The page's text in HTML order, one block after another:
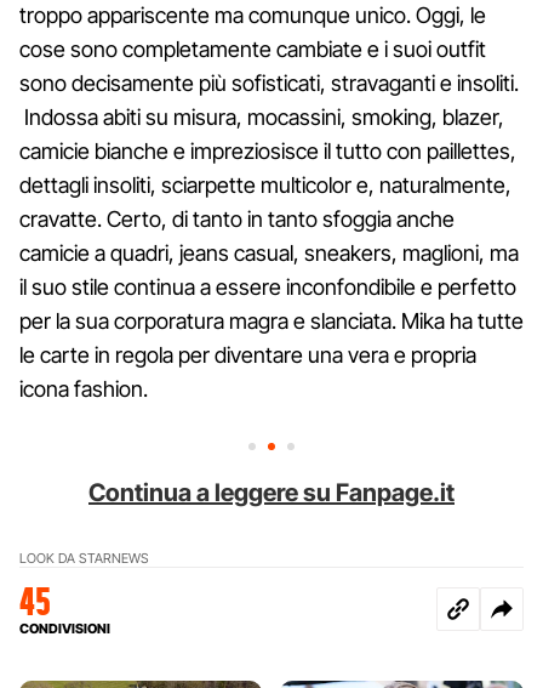
troppo appariscente ma comunque unico. Oggi, le
cose sono completamente cambiate e i suoi outfit
sono decisamente più sofisticati, stravaganti e insoliti.
Indossa abiti su misura, mocassini, smoking, blazer,
camicie bianche e impreziosisce il tutto con paillettes,
dettagli insoliti, sciarpette multicolor e, naturalmente,
cravatte. Certo, di tanto in tanto sfoggia anche
camicie a quadri, jeans casual, sneakers, maglioni, ma
il suo stile continua a essere inconfondibile e perfetto
per la sua corporatura magra e slanciata. Mika ha tutte
le carte in regola per diventare una vera e propria
icona fashion.
Continua a leggere su Fanpage.it
LOOK DA STARNEWS
45
CONDIVISIONI